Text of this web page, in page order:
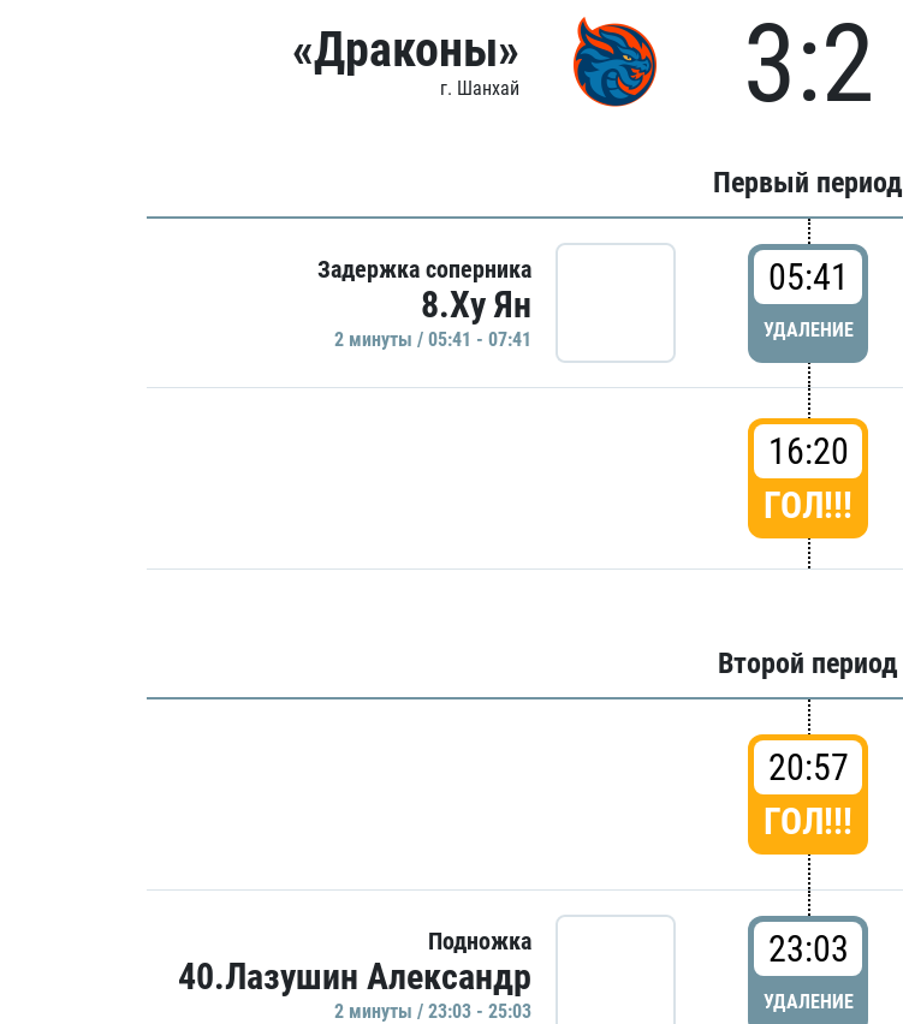
«Драконы»
г. Шанхай 3:2
Первый период
Задержка соперника
8.Ху Ян
2 минуты / 05:41 - 07:41
05:41
УДАЛЕНИЕ
16:20
ГОЛ!!!
Второй период
20:57
ГОЛ!!!
Подножка
40.Лазушин Александр
2 минуты / 23:03 - 25:03
23:03
УДАЛЕНИЕ